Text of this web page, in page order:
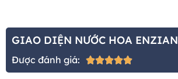
GIAO DIỆN NƯỚC HOA ENZIAN
Được đánh giá: 